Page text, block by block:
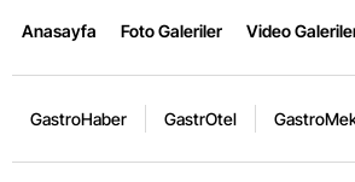
Anasayfa Foto Galeriler Video
GastroHaber GastrOtel